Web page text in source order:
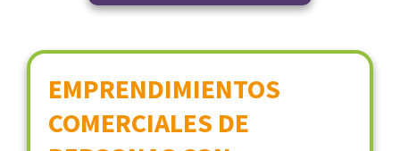
EMPRENDIMIENTOS
COMERCIALES DE